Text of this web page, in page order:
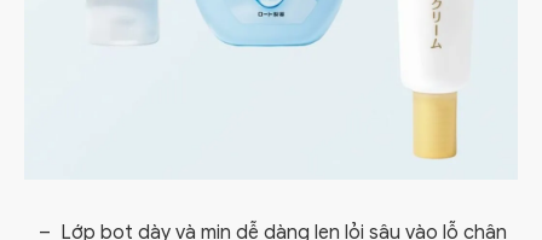
Lớp bọt dày và mịn dễ dàng len lỏi sâu vào lỗ chân